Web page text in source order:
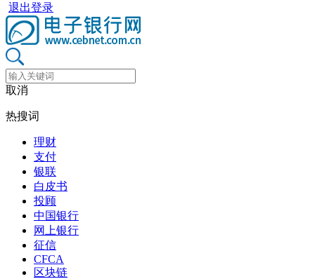
退出登录
取消
热搜词
理财
支付
银联
白皮书
投顾
中国银行
网上银行
征信
CFCA
区块链